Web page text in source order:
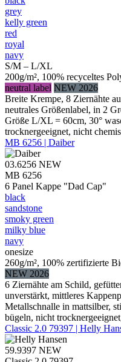
grey
kelly green
red
royal
navy
S/M – L/XL
200g/m², 100% recyceltes
neutral label NEW 2026
Breite Krempe, 8 Ziernähte
neutrales Größenlabel, in 2
Größe L/XL = 60cm, 30°
trocknergeeignet, nicht
MB 6256 | Daiber
03.6256 NEW
MB 6256
6 Panel Kappe "Dad Cap"
black
sandstone
smoky green
milky blue
navy
onesize
260g/m², 100% zertifizierte
NEW 2026
6 Ziernähte am Schild,
unverstärkt, mittleres
Metallschnalle in mattsilber,
bügeln, nicht
Classic 2.0 79397 | Helly
59.9397 NEW